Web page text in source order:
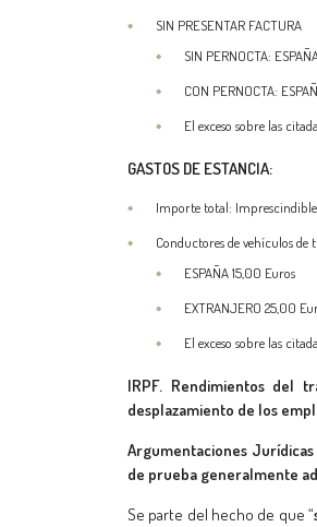
SIN PRESENTAR FACTURA
SIN PERNOCTA:
CON PERNOCTA:
El exceso sobre las
GASTOS DE ESTANCIA:
Importe total:
Conductores de vehículos
ESPAÑA 15,00 Euros
EXTRANJERO 25,00
El exceso sobre las
IRPF. Rendimientos del
desplazamiento de los
Argumentaciones
de prueba generalmente
Se parte del hecho de que “